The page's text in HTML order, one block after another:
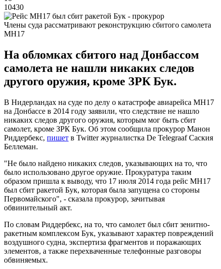
10430
Члены суда рассматривают реконструкцию сбитого самолета
MH17
На обломках сбитого над Донбассом
самолета не нашли никаких следов
другого оружия, кроме ЗРК Бук.
В Нидерландах на суде по делу о катастрофе авиарейса MH17
на Донбассе в 2014 году заявили, что следствие не нашло
никаких следов другого оружия, которым мог быть сбит
самолет, кроме ЗРК Бук. Об этом сообщила прокурор Манон
Риддербекс, пишет в Twitter журналистка De Telegraaf Саския
Беллеман.
"Не было найдено никаких следов, указывающих на то, что
было использовано другое оружие. Прокуратура таким
образом пришла к выводу, что 17 июля 2014 года рейс MH17
был сбит ракетой Бук, которая была запущена со стороны
Первомайского", - сказала прокурор, зачитывая
обвинительный акт.
По словам Риддербекс, на то, что самолет был сбит зенитно-
ракетным комплексом Бук, указывают характер повреждений
воздушного судна, экспертиза фрагментов и поражающих
элементов, а также перехваченные телефонные разговоры
обвиняемых.